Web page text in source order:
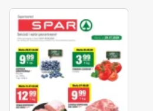
zawsze dostarczają świeże i
Na sklepowych półkach
świeże pieczywo, słodycze oraz
produktów spożywczych w
chemię gospodarczą. SPAR
marki własnej, które są
zarówno w kwestii smaku jak i